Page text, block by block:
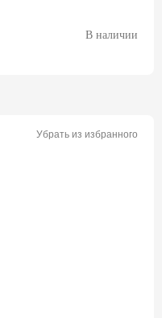
В наличии
Убрать из избранного